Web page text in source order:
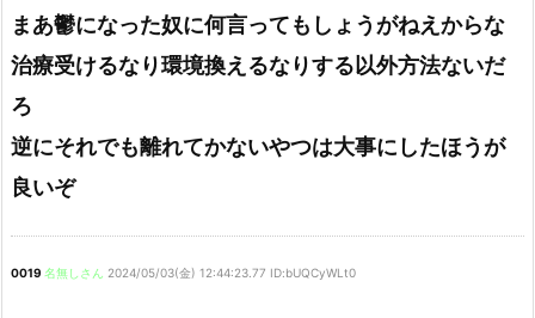
まあ鬱になった奴に何言ってもしょうがねえからな
治療受けるなり環境換えるなりする以外方法ないだ
ろ
逆にそれでも離れてかないやつは大事にしたほうが
良いぞ
0019 名無しさん 2024/05/03(金) 12:44:23.77 ID:bUQCyWLt0